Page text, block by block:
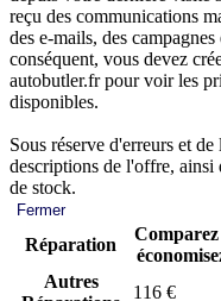
reçu des communications
des e-mails, des
conséquent, vous devez
autobutler.fr pour voir les
disponibles.
Sous réserve d'erreurs et
descriptions de l'offre, ainsi
de stock.
Fermer
Réparation
Comparez
Autres
116 €